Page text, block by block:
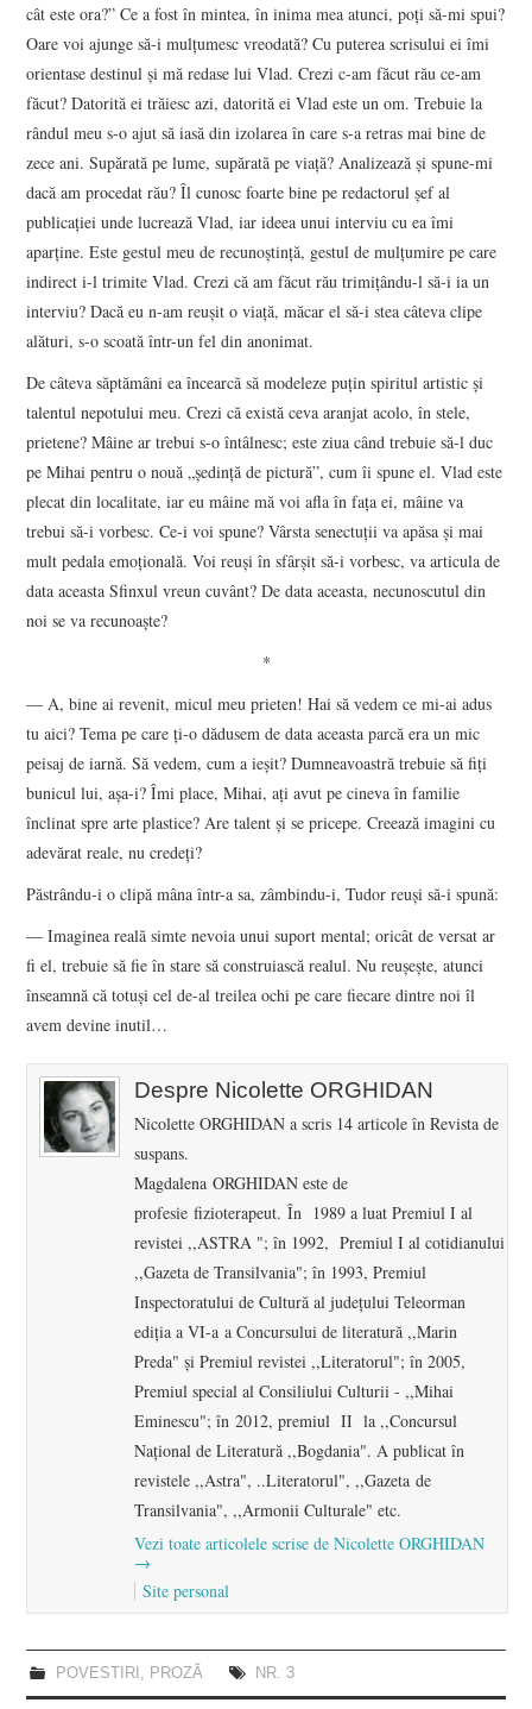
cât este ora?” Ce a fost în mintea, în inima mea atunci, poţi să-mi spui?
Oare voi ajunge să-i mulţumesc vreodată? Cu puterea scrisului ei îmi
orientase destinul şi mă redase lui Vlad. Crezi c-am făcut rău ce-am
făcut? Datorită ei trăiesc azi, datorită ei Vlad este un om. Trebuie la
rândul meu s-o ajut să iasă din izolarea în care s-a retras mai bine de
zece ani. Supărată pe lume, supărată pe viaţă? Analizează şi spune-mi
dacă am procedat rău? Îl cunosc foarte bine pe redactorul şef al
publicaţiei unde lucrează Vlad, iar ideea unui interviu cu ea îmi
aparţine. Este gestul meu de recunoştinţă, gestul de mulţumire pe care
indirect i-l trimite Vlad. Crezi că am făcut rău trimiţându-l să-i ia un
interviu? Dacă eu n-am reuşit o viaţă, măcar el să-i stea câteva clipe
alături, s-o scoată într-un fel din anonimat.
De câteva săptămâni ea încearcă să modeleze puţin spiritul artistic şi
talentul nepotului meu. Crezi că există ceva aranjat acolo, în stele,
prietene? Mâine ar trebui s-o întâlnesc; este ziua când trebuie să-l duc
pe Mihai pentru o nouă „şedinţă de pictură”, cum îi spune el. Vlad este
plecat din localitate, iar eu mâine mă voi afla în faţa ei, mâine va
trebui să-i vorbesc. Ce-i voi spune? Vârsta senectuţii va apăsa şi mai
mult pedala emoţională. Voi reuşi în sfârşit să-i vorbesc, va articula de
data aceasta Sfinxul vreun cuvânt? De data aceasta, necunoscutul din
noi se va recunoaşte?
*
― A, bine ai revenit, micul meu prieten! Hai să vedem ce mi-ai adus
tu aici? Tema pe care ţi-o dădusem de data aceasta parcă era un mic
peisaj de iarnă. Să vedem, cum a ieşit? Dumneavoastră trebuie să fiţi
bunicul lui, aşa-i? Îmi place, Mihai, aţi avut pe cineva în familie
înclinat spre arte plastice? Are talent şi se pricepe. Creează imagini cu
adevărat reale, nu credeţi?
Păstrându-i o clipă mâna într-a sa, zâmbindu-i, Tudor reuşi să-i spună:
― Imaginea reală simte nevoia unui suport mental; oricât de versat ar
fi el, trebuie să fie în stare să construiască realul. Nu reuşeşte, atunci
înseamnă că totuşi cel de-al treilea ochi pe care fiecare dintre noi îl
avem devine inutil…
Despre Nicolette ORGHIDAN
Nicolette ORGHIDAN a scris 14 articole în Revista de
suspans.
Magdalena ORGHIDAN este de
profesie fizioterapeut. În 1989 a luat Premiul I al
revistei ,,ASTRA "; în 1992, Premiul I al cotidianului
,,Gazeta de Transilvania"; în 1993, Premiul
Inspectoratului de Cultură al județului Teleorman
ediția a VI-a a Concursului de literatură ,,Marin
Preda" şi Premiul revistei ,,Literatorul"; în 2005,
Premiul special al Consiliului Culturii - ,,Mihai
Eminescu"; în 2012, premiul II la ,,Concursul
Naţional de Literatură ,,Bogdania". A publicat în
revistele ,,Astra", ..Literatorul", ,,Gazeta de
Transilvania", ,,Armonii Culturale" etc.
Vezi toate articolele scrise de Nicolette ORGHIDAN
→
Site personal
POVESTIRI , PROZĂ NR. 3